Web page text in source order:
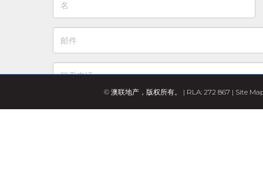
© 澳联地产，版权所有。 | RLA: 272 867 | Site